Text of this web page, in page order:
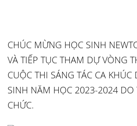
CHÚC MỪNG HỌC SINH
VÀ TIẾP TỤC THAM DỰ VÒNG
CUỘC THI SÁNG TÁC CA
SINH NĂM HỌC 2023-2024 DO
CHỨC.